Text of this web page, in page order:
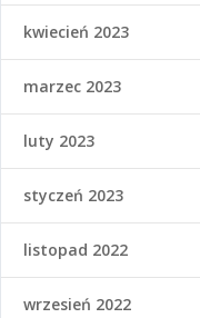
kwiecień 2023
marzec 2023
luty 2023
styczeń 2023
listopad 2022
wrzesień 2022